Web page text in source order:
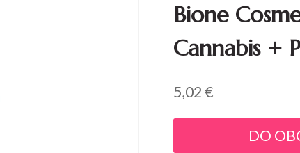
Bione
Cannabis +
5,02€
DO